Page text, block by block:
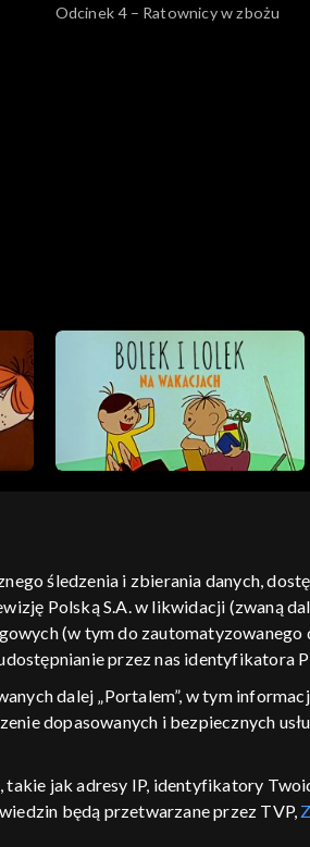
lasu
Odcinek 4 – Ratownicy w zbożu
dostępność informacje o
śledzenia i zbierania danych,
Polską S.A. w likwidacji (zwaną
(w tym do
przez nas identyfikatora
dalej „Portalem”, w tym
dopasowanych i bezpiecznych
takie jak adresy IP, identyfikatory
będą przetwarzane przez TVP,